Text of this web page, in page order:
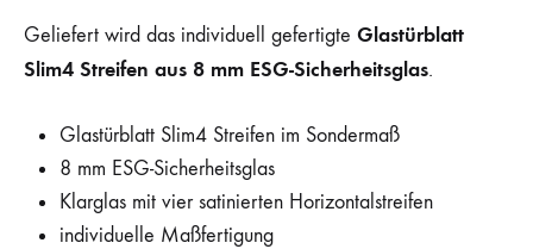
Geliefert wird das individuell gefertigte Glastürblatt
Slim4 Streifen aus 8 mm ESG-Sicherheitsglas.
Glastürblatt Slim4 Streifen im Sondermaß
8 mm ESG-Sicherheitsglas
Klarglas mit vier satinierten Horizontalstreifen
individuelle Maßfertigung